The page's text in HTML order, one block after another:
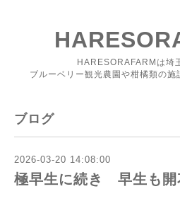
HARESORAFARMは埼
ブルーベリー観光農園や柑橘類の施
ブログ
2026-03-20 14:08:00
極早生に続き 早生も開